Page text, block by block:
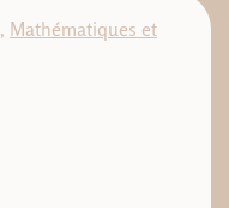
, Mathématiques et